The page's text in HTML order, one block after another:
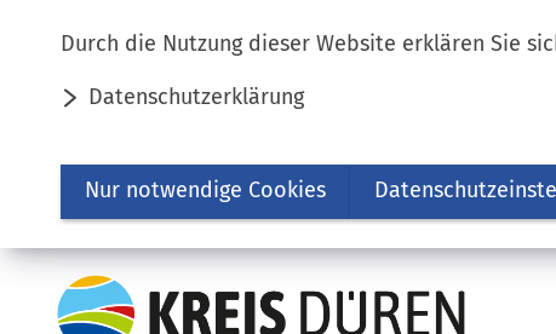
Durch die Nutzung dieser Website erklären Sie
Datenschutzerklärung
Nur notwendige Cookies
Inhalt anspringen